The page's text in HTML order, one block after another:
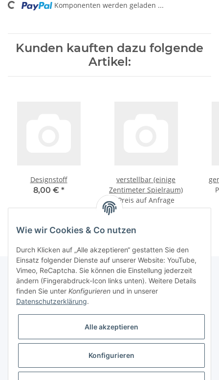
Loading... Komponenten werden geladen ...
Kunden kauften dazu folgende
Artikel:
Designstoff
8,00 € *
verstellbar (einige
Zentimeter Spielraum)
Preis auf Anfrage
Informationen
Galerie
* Keine Ausweisung der Mehrwertsteuer gemäß Klein-Unternehmer-Regelung.,
Wie wir Cookies & Co nutzen
Durch Klicken auf „Alle akzeptieren“ gestatten Sie den
Einsatz folgender Dienste auf unserer Website: YouTube,
Vimeo, ReCaptcha. Sie können die Einstellung jederzeit
ändern (Fingerabdruck-Icon links unten). Weitere Details
finden Sie unter Konfigurieren und in unserer
Datenschutzerklärung.
Alle akzeptieren
Konfigurieren